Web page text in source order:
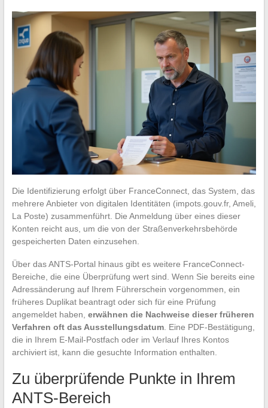
Die Identifizierung erfolgt über FranceConnect, das System, das
mehrere Anbieter von digitalen Identitäten (impots.gouv.fr, Ameli,
La Poste) zusammenführt. Die Anmeldung über eines dieser
Konten reicht aus, um die von der Straßenverkehrsbehörde
gespeicherten Daten einzusehen.
Über das ANTS-Portal hinaus gibt es weitere FranceConnect-
Bereiche, die eine Überprüfung wert sind. Wenn Sie bereits eine
Adressänderung auf Ihrem Führerschein vorgenommen, ein
früheres Duplikat beantragt oder sich für eine Prüfung
angemeldet haben, erwähnen die Nachweise dieser früheren
Verfahren oft das Ausstellungsdatum. Eine PDF-Bestätigung,
die in Ihrem E-Mail-Postfach oder im Verlauf Ihres Kontos
archiviert ist, kann die gesuchte Information enthalten.
Zu überprüfende Punkte in Ihrem
ANTS-Bereich